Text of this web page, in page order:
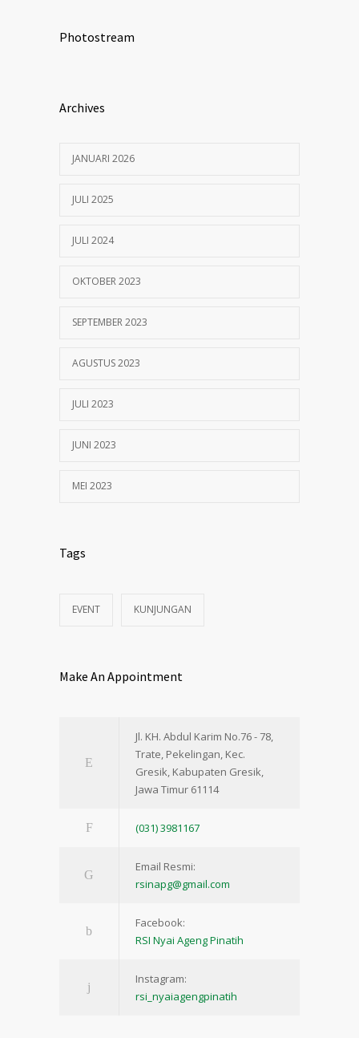
Photostream
Archives
JANUARI 2026
JULI 2025
JULI 2024
OKTOBER 2023
SEPTEMBER 2023
AGUSTUS 2023
JULI 2023
JUNI 2023
MEI 2023
Tags
EVENT KUNJUNGAN
Make An Appointment
Jl. KH. Abdul Karim No.76 - 78,
Trate, Pekelingan, Kec.
Gresik, Kabupaten Gresik,
Jawa Timur 61114
(031) 3981167
Email Resmi:
rsinapg@gmail.com
Facebook:
RSI Nyai Ageng Pinatih
Instagram:
rsi_nyaiagengpinatih